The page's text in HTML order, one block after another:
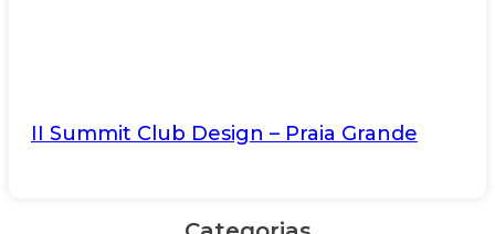
II Summit Club Design – Praia Grande